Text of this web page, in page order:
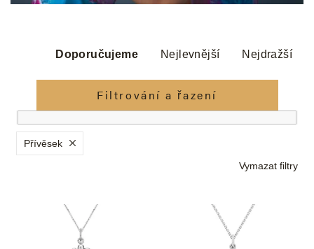
z
n
í
p
r
Doporučujeme Nejlevnější Nejdražší
Filtrování a řazení
Přívěsek
Vymazat filtry